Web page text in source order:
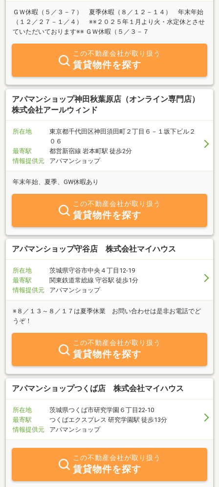
ＧＷ休暇（５／３－７） 夏季休暇（８／１２－１４） 年末年始
（１２／２７－１／４） ※※２０２５年１月より火・水定休とさせ
ていただいております※※ ＧＷ休暇（５／３－７
この不動産会社が取り扱う
賃貸物件を探す
アパマンショップ神田秋葉原店（オンライン専門店）
株式会社アールウィンド
所在地
東京都千代田区神田須田町２丁目６－１坂下ビル２
０６
最寄駅
都営新宿線 岩本町駅 徒歩2分
情報提供元
アパマンショップ
年末年始、夏季、GW休暇あり
この不動産会社が取り扱う
賃貸物件を探す
アパマンショップ守谷店 株式会社マイハウス
所在地
茨城県守谷市中央４丁目12-19
最寄駅
関東鉄道常総線 守谷駅 徒歩1分
情報提供元
アパマンショップ
※８／１３～８／１７は夏季休業 お問い合わせは是非お電話でど
うぞ！
この不動産会社が取り扱う
賃貸物件を探す
アパマンショップつくば店 株式会社マイハウス
所在地
茨城県つくば市研究学園６丁目22-10
最寄駅
つくばエクスプレス 研究学園駅 徒歩13分
情報提供元
アパマンショップ
この不動産会社が取り扱う
賃貸物件を探す